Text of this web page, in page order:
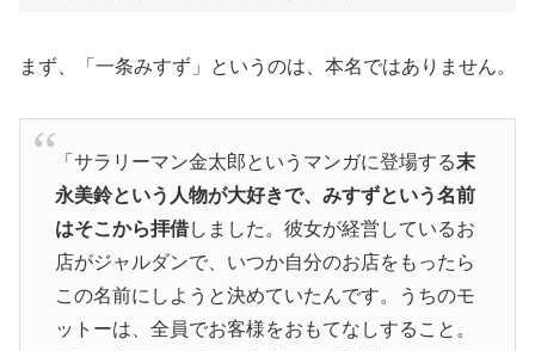
まず、「一条みすず」というのは、本名ではありません。
「サラリーマン金太郎というマンガに登場する末
永美鈴という人物が大好きで、みすずという名前
はそこから拝借しました。彼女が経営しているお
店がジャルダンで、いつか自分のお店をもったら
この名前にしようと決めていたんです。うちのモ
ットーは、全員でお客様をおもてなしすること。